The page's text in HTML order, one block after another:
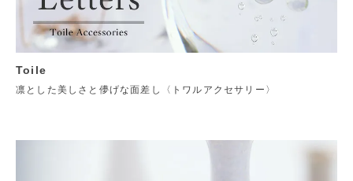
Toile
凛とした美しさと儚げな面差し〈トワルアクセサリー〉